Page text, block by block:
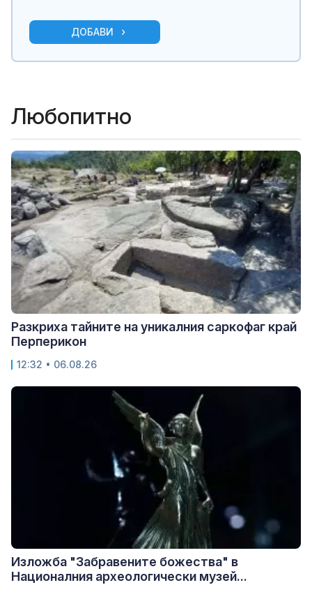
ДОБАВИ
Любопитно
Разкриха тайните на уникалния саркофаг край
Перперикон
12:32 • 06.08.26
Изложба "Забравените божества" в
Националния археологически музей...